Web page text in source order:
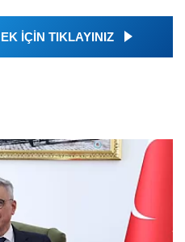
İÇİN TIKLAYINIZ